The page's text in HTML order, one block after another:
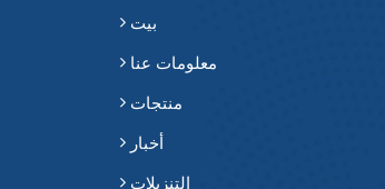
بيت
معلومات عنا
منتجات
أخبار
التنزيلات